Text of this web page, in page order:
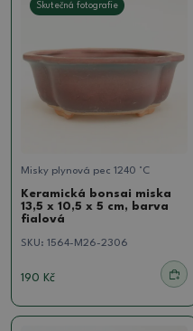
Skutečná fotografie
Misky plynová pec 1240 °C
Keramická bonsai miska
13,5 x 10,5 x 5 cm, barva
fialová
SKU: 1564-M26-2306
190 Kč